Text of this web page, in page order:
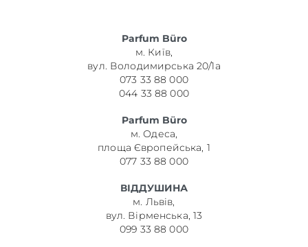
Parfum Büro
м. Київ,
вул. Володимирська 20/1а
073 33 88 000
044 33 88 000
Parfum Büro
м. Одеса,
площа Європейська, 1
077 33 88 000
ВІДДУШИНА
м. Львів,
вул. Вірменська, 13
099 33 88 000